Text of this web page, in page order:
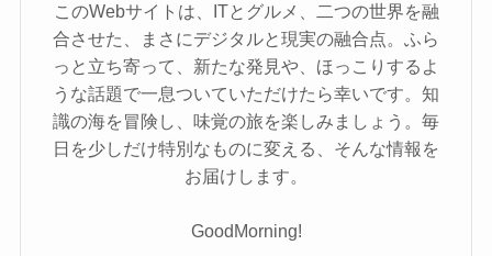
このWebサイトは、ITとグルメ、二つの世界を融
合させた、まさにデジタルと現実の融合点。ふら
っと立ち寄って、新たな発見や、ほっこりするよ
うな話題で一息ついていただけたら幸いです。知
識の海を冒険し、味覚の旅を楽しみましょう。毎
日を少しだけ特別なものに変える、そんな情報を
お届けします。
GoodMorning!